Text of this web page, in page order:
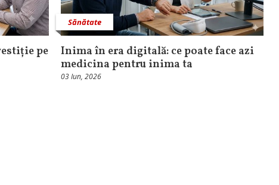
pe
Sănătate
Inima în era digitală: ce poate face azi
medicina pentru inima ta
03 Iun, 2026